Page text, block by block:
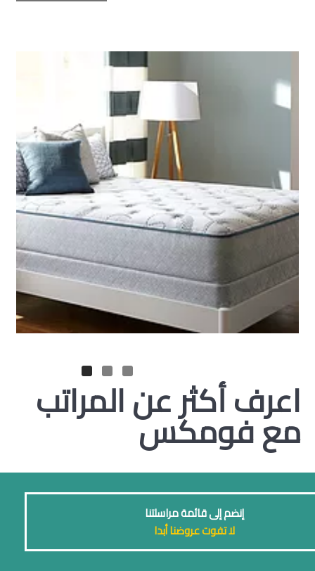
اعرف أكثر عن المراتب
مع فومكس
إنضم إلى قائمة مراسلتنا
لا تفوت عروضنا أبدا